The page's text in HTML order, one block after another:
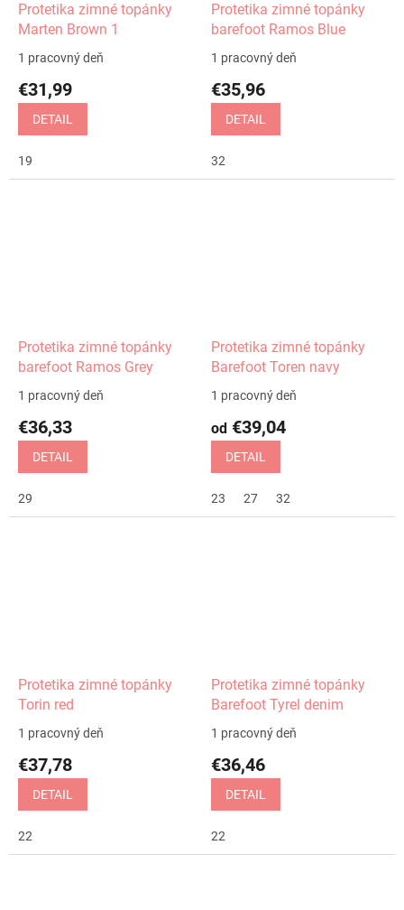
Protetika zimné topánky
Marten Brown 1
1 pracovný deň
€31,99
DETAIL
19
Protetika zimné topánky
barefoot Ramos Blue
1 pracovný deň
€35,96
DETAIL
32
Protetika zimné topánky
barefoot Ramos Grey
1 pracovný deň
€36,33
DETAIL
29
Protetika zimné topánky
Barefoot Toren navy
1 pracovný deň
od €39,04
DETAIL
23 27 32
Protetika zimné topánky
Torin red
1 pracovný deň
€37,78
DETAIL
22
Protetika zimné topánky
Barefoot Tyrel denim
1 pracovný deň
€36,46
DETAIL
22